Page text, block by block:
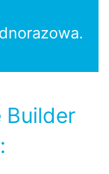
Builder